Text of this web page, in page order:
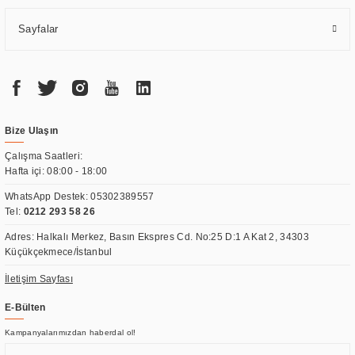
Sayfalar
Bize Ulaşın
Çalışma Saatleri:
Hafta içi: 08:00 - 18:00
WhatsApp Destek:05302389557
Tel: 0212 293 58 26
Adres: Halkalı Merkez, Basın Ekspres Cd. No:25 D:1 A Kat 2, 34303
Küçükçekmece/İstanbul
İletişim Sayfası
E-Bülten
Kampanyalarımızdan haberdal ol!